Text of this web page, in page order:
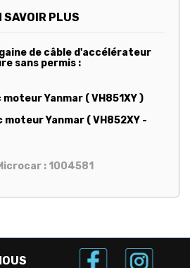
SAVOIR PLUS
de câble d'accélérateur
sans permis :
moteur Yanmar ( VH851XY )
moteur Yanmar ( VH852XY -
: 1004581